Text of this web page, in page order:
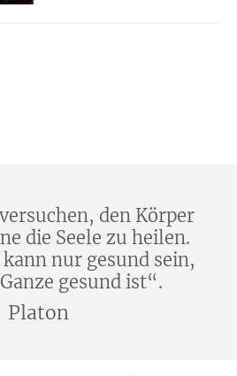
den Körper
die Seele zu heilen.
nur gesund sein,
gesund ist“.
Platon